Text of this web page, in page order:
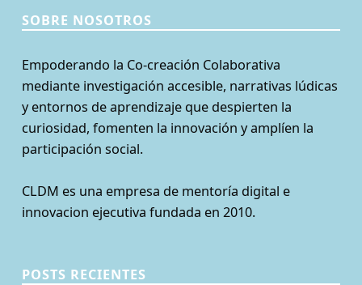
SOBRE NOSOTROS
Empoderando la Co-creación Colaborativa
mediante investigación accesible, narrativas lúdicas
y entornos de aprendizaje que despierten la
curiosidad, fomenten la innovación y amplíen la
participación social.
CLDM es una empresa de mentoría digital e
innovacion ejecutiva fundada en 2010.
POSTS RECIENTES